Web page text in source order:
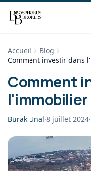
Accueil
Blog
Comment investir dans
Comment
Burak Unal·8 juillet 2024·